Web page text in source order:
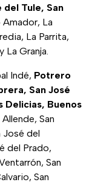
del Tule, San
Amador, La
La Parrita,
La Granja.
Indé, Potrero
San José
Delicias, Buenos
San
José del
del Prado,
San
San